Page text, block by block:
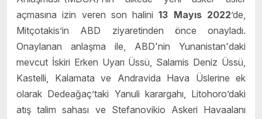
açmasına izin veren son halini13 Mayıs 2022’de,
Mitçotakis’in ABD ziyaretinden önce onayladı.
Onaylanan anlaşma ile, ABD'nin Yunanistan'daki
mevcut İskiri Erken Uyarı Üssü, Salamis Deniz Üssü,
Kastelli, Kalamata ve Andravida Hava Üslerine ek
olarak Dedeağaç’taki Yanuli karargahı, Litohoro’daki
atış talim sahası ve Stefanovikio Askeri Havaalanı